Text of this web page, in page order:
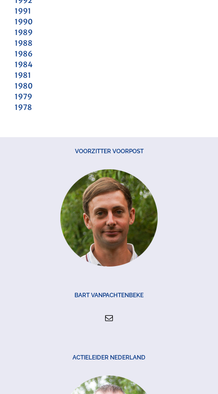
1991
1990
1989
1988
1986
1984
1981
1980
1979
1978
VOORZITTER VOORPOST
BART VANPACHTENBEKE
ACTIELEIDER NEDERLAND